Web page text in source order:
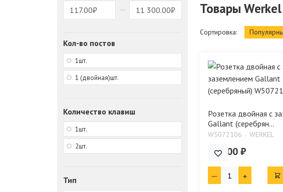
Кол-во постов
1шт.
1 (двойная)шт.
Количество клавиш
1шт.
2шт.
Тип
Товары Werkel
Сортировка:
Розетка двойная с
Gallant (серебрян...
W5072106 WERKEL
762.00 ₽